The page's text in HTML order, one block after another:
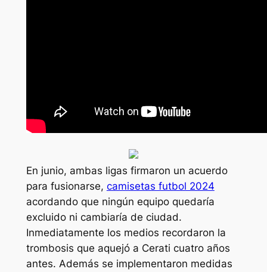
En junio, ambas ligas firmaron un acuerdo
para fusionarse, camisetas futbol 2024
acordando que ningún equipo quedaría
excluido ni cambiaría de ciudad.
Inmediatamente los medios recordaron la
trombosis que aquejó a Cerati cuatro años
antes. Además se implementaron medidas